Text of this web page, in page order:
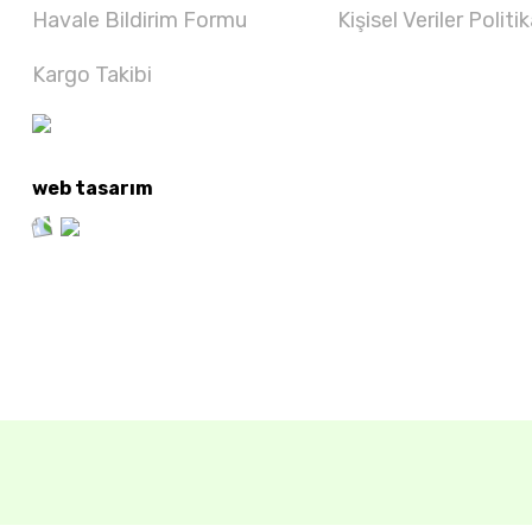
Havale Bildirim Formu
Kargo Takibi
Kişisel Veriler
web tasarım